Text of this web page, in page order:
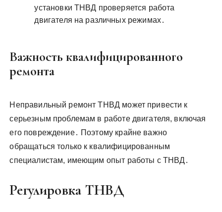
установки ТНВД проверяется работа
двигателя на различных режимах․
Важность квалифицированного
ремонта
Неправильный ремонт ТНВД может привести к
серьезным проблемам в работе двигателя, включая
его повреждение․ Поэтому крайне важно
обращаться только к квалифицированным
специалистам, имеющим опыт работы с ТНВД․
Регулировка ТНВД